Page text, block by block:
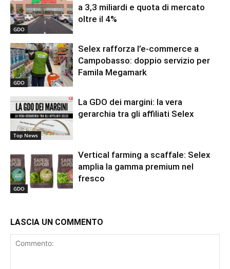
GDO
a 3,3 miliardi e quota di mercato
oltre il 4%
GDO
Selex rafforza l’e-commerce a
Campobasso: doppio servizio per
Famila Megamark
Top News
La GDO dei margini: la vera
gerarchia tra gli affiliati Selex
GDO
Vertical farming a scaffale: Selex
amplia la gamma premium nel
fresco
LASCIA UN COMMENTO